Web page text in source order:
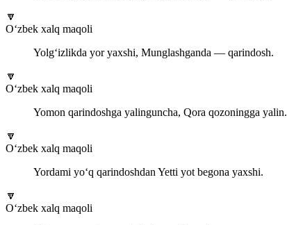
🔽
O‘zbek xalq maqoli
Yolg‘izlikda yor yaxshi, Munglashganda — qarindosh.
🔽
O‘zbek xalq maqoli
Yomon qarindoshga yalinguncha, Qora qozoningga yalin.
🔽
O‘zbek xalq maqoli
Yordami yo‘q qarindoshdan Yetti yot begona yaxshi.
🔽
O‘zbek xalq maqoli